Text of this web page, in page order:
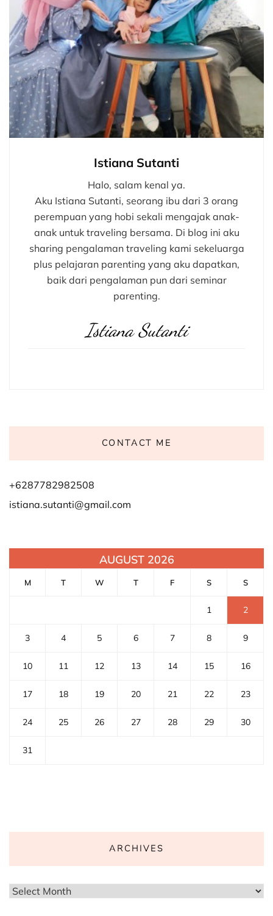
Istiana Sutanti
Halo, salam kenal ya.
Aku Istiana Sutanti, seorang ibu dari 3 orang
perempuan yang hobi sekali mengajak anak-
anak untuk traveling bersama. Di blog ini aku
sharing pengalaman traveling kami sekeluarga
plus pelajaran parenting yang aku dapatkan,
baik dari pengalaman pun dari seminar
parenting.
Istiana Sutanti
CONTACT ME
+6287782982508
istiana.sutanti@gmail.com
AUGUST 2026
M T W T F S S
1 2
3 4 5 6 7 8 9
10 11 12 13 14 15 16
17 18 19 20 21 22 23
24 25 26 27 28 29 30
31
ARCHIVES
Archives